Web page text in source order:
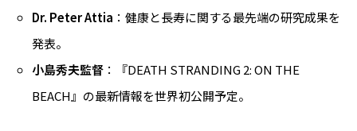
Dr. Peter Attia ：健康と長寿に関する最先端の研究成果を
発表。
小島秀夫監督：『DEATH STRANDING 2: ON THE
BEACH』の最新情報を世界初公開予定。